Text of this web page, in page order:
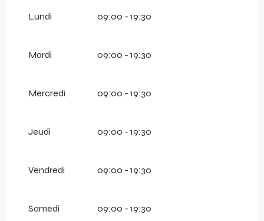
Lundi 09:00 - 19:30
Mardi 09:00 - 19:30
Mercredi 09:00 - 19:30
Jeudi 09:00 - 19:30
Vendredi 09:00 - 19:30
Samedi 09:00 - 19:30